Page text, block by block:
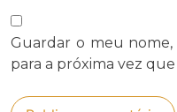
Guardar o meu
para a próxima vez